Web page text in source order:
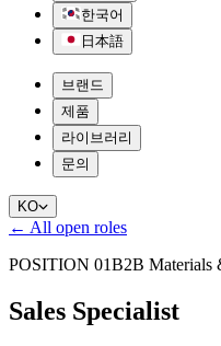
한국어
日本語
브랜드
제품
라이브러리
문의
KO
← All open roles
POSITION 01B2B Materials
Sales Specialist